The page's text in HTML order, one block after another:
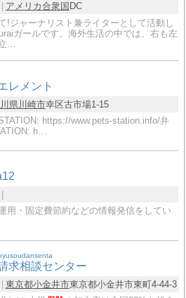
アメリカ合衆国 DC
!ジャーナリスト兼ライターとして活動し
ガールです。海外生活の中では、右も左
…
レメント
県 川崎市幸区古市場1-15
https://www.pets-station.info/弁
h…
用・固定費節約などの情報発信をしてい
求相談センター
東京都小金井市東京都小金井市東町4-44-3